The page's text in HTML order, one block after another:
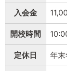
入会金
開校時間
定休日 年